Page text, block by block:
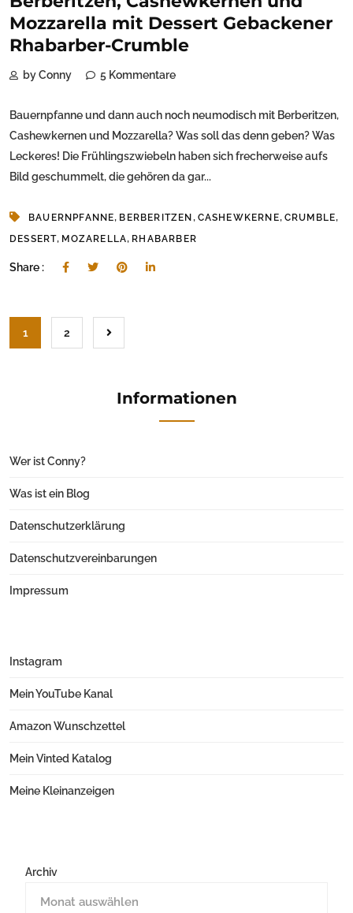
Mozzarella mit Dessert Gebackener
Rhabarber-Crumble
by Conny 5 Kommentare
Bauernpfanne und dann auch noch neumodisch mit Berberitzen,
Cashewkernen und Mozzarella? Was soll das denn geben? Was
Leckeres! Die Frühlingszwiebeln haben sich frecherweise aufs
Bild geschummelt, die gehören da gar...
BAUERNPFANNE, BERBERITZEN , CASHEWKERNE, CRUMBLE,
DESSERT, MOZARELLA, RHABARBER
Share :
1 2
Informationen
Wer ist Conny?
Was ist ein Blog
Datenschutzerklärung
Datenschutzvereinbarungen
Impressum
Instagram
Mein YouTube Kanal
Amazon Wunschzettel
Mein Vinted Katalog
Meine Kleinanzeigen
Archiv